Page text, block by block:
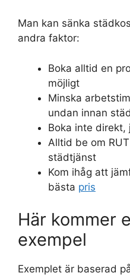
Man kan sänka
andra faktor:
Boka alltid en
möjligt
Minska
undan innan
Boka inte
Alltid be om
städtjänst
Kom ihåg att
bästa pris
Här kommer
exempel
Exemplet är baserad